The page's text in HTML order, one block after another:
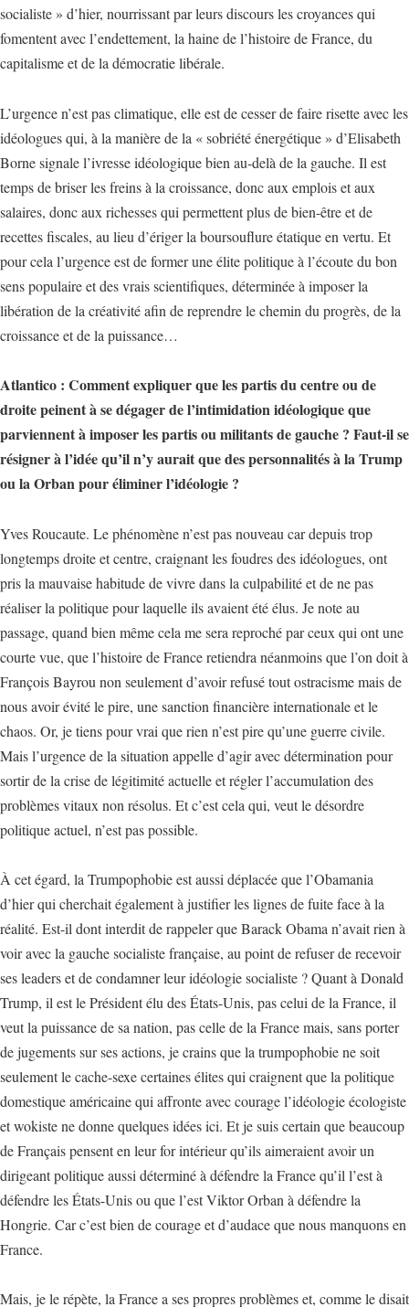
socialiste » d’hier, nourrissant par leurs discours les croyances qui
fomentent avec l’endettement, la haine de l’histoire de France, du
capitalisme et de la démocratie libérale.
L’urgence n’est pas climatique, elle est de cesser de faire risette avec les
idéologues qui, à la manière de la « sobriété énergétique » d’Elisabeth
Borne signale l’ivresse idéologique bien au-delà de la gauche. Il est
temps de briser les freins à la croissance, donc aux emplois et aux
salaires, donc aux richesses qui permettent plus de bien-être et de
recettes fiscales, au lieu d’ériger la boursouflure étatique en vertu. Et
pour cela l’urgence est de former une élite politique à l’écoute du bon
sens populaire et des vrais scientifiques, déterminée à imposer la
libération de la créativité afin de reprendre le chemin du progrès, de la
croissance et de la puissance…
Atlantico : Comment expliquer que les partis du centre ou de
droite peinent à se dégager de l’intimidation idéologique que
parviennent à imposer les partis ou militants de gauche ? Faut-il se
résigner à l’idée qu’il n’y aurait que des personnalités à la Trump
ou la Orban pour éliminer l’idéologie ?
Yves Roucaute. Le phénomène n’est pas nouveau car depuis trop
longtemps droite et centre, craignant les foudres des idéologues, ont
pris la mauvaise habitude de vivre dans la culpabilité et de ne pas
réaliser la politique pour laquelle ils avaient été élus. Je note au
passage, quand bien même cela me sera reproché par ceux qui ont une
courte vue, que l’histoire de France retiendra néanmoins que l’on doit à
François Bayrou non seulement d’avoir refusé tout ostracisme mais de
nous avoir évité le pire, une sanction financière internationale et le
chaos. Or, je tiens pour vrai que rien n’est pire qu’une guerre civile.
Mais l’urgence de la situation appelle d’agir avec détermination pour
sortir de la crise de légitimité actuelle et régler l’accumulation des
problèmes vitaux non résolus. Et c’est cela qui, veut le désordre
politique actuel, n’est pas possible.
À cet égard, la Trumpophobie est aussi déplacée que l’Obamania
d’hier qui cherchait également à justifier les lignes de fuite face à la
réalité. Est-il dont interdit de rappeler que Barack Obama n’avait rien à
voir avec la gauche socialiste française, au point de refuser de recevoir
ses leaders et de condamner leur idéologie socialiste ? Quant à Donald
Trump, il est le Président élu des États-Unis, pas celui de la France, il
veut la puissance de sa nation, pas celle de la France mais, sans porter
de jugements sur ses actions, je crains que la trumpophobie ne soit
seulement le cache-sexe certaines élites qui craignent que la politique
domestique américaine qui affronte avec courage l’idéologie écologiste
et wokiste ne donne quelques idées ici. Et je suis certain que beaucoup
de Français pensent en leur for intérieur qu’ils aimeraient avoir un
dirigeant politique aussi déterminé à défendre la France qu’il l’est à
défendre les États-Unis ou que l’est Viktor Orban à défendre la
Hongrie. Car c’est bien de courage et d’audace que nous manquons en
France.
Mais, je le répète, la France a ses propres problèmes et, comme le disait